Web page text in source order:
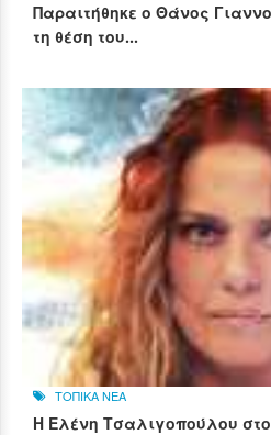
Παραιτήθηκε ο Θάνος
τη θέση του...
ΤΟΠΙΚΑ ΝΕΑ
Η Ελένη Τσαλιγοπούλου